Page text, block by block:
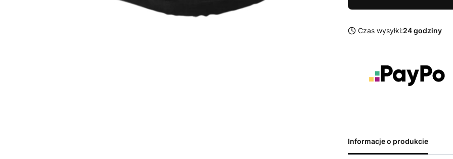
Czas wysyłki:24 godziny
Informacje o produkcie